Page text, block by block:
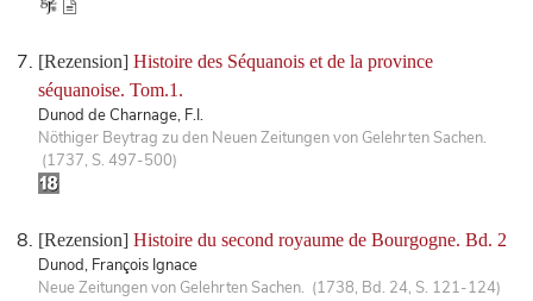
[Rezension] Histoire des Séquanois et de la province
séquanoise. Tom.1.
Dunod de Charnage, F.I.
Nöthiger Beytrag zu den Neuen Zeitungen von Gelehrten Sachen.
(1737, S. 497-500)
[Rezension] Histoire du second royaume de Bourgogne. Bd. 2
Dunod, François Ignace
Neue Zeitungen von Gelehrten Sachen. (1738, Bd. 24, S. 121-124)